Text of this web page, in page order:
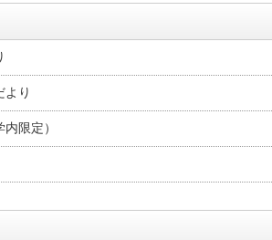
より
限定）